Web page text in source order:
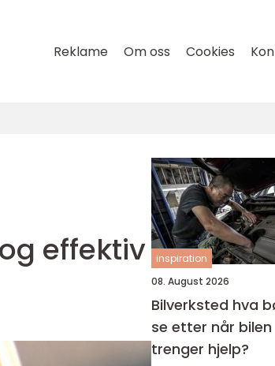
Reklame Om oss Cookies
effektiv
inspiration
08. August 2026
Bilverksted hva bør du
se etter når bilen
trenger hjelp?